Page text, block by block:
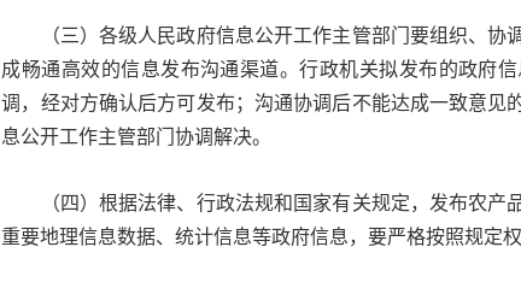
（三）各级人民政府信息公开工作主管部门要组织、协
成畅通高效的信息发布沟通渠道。行政机关拟发布的政府
调，经对方确认后方可发布；沟通协调后不能达成一致意
息公开工作主管部门协调解决。
（四）根据法律、行政法规和国家有关规定，发布农产
重要地理信息数据、统计信息等政府信息，要严格按照规定权